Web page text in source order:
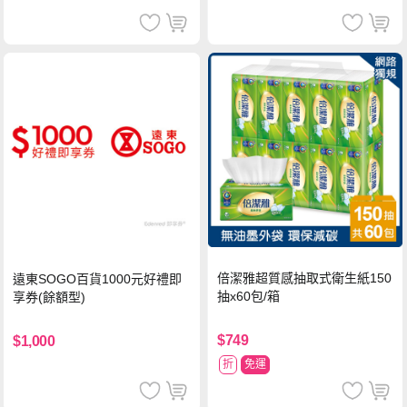
遠東SOGO百貨1000元好禮即
享券(餘額型)
$1,000
倍潔雅超質感抽取式衛生紙150
抽x60包/箱
$749
折 免運